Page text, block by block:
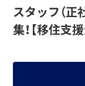
スタッフ（正
集！【移住支